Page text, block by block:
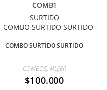
COMB1
SURTIDO
COMBO SURTIDO SURTIDO
COMBOS, MUJER
$100.000